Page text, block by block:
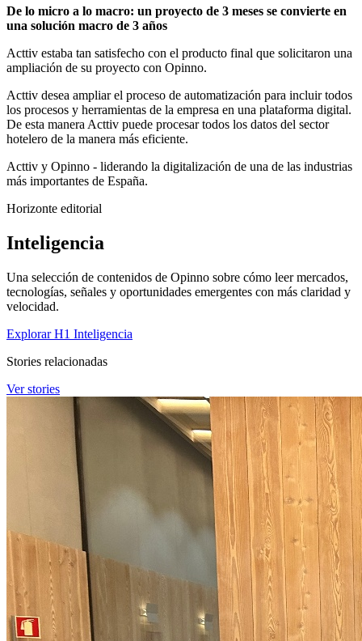
De lo micro a lo macro: un proyecto de 3 meses se convierte en
una solución macro de 3 años
Acttiv estaba tan satisfecho con el producto final que solicitaron una
ampliación de su proyecto con Opinno.
Acttiv desea ampliar el proceso de automatización para incluir todos
los procesos y herramientas de la empresa en una plataforma digital.
De esta manera Acttiv puede procesar todos los datos del sector
hotelero de la manera más eficiente.
Acttiv y Opinno - liderando la digitalización de una de las industrias
más importantes de España.
Horizonte editorial
Inteligencia
Una selección de contenidos de Opinno sobre cómo leer mercados,
tecnologías, señales y oportunidades emergentes con más claridad y
velocidad.
Explorar H1 Inteligencia
Stories relacionadas
Ver stories